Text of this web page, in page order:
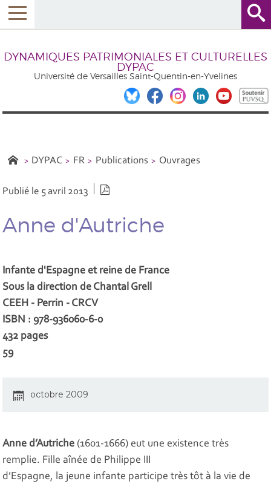
DYNAMIQUES PATRIMONIALES ET CULTURELLES
DYPAC
Université de Versailles Saint-Quentin-en-Yvelines
DYPAC FR Publications Ouvrages
Publié le 5 avril 2013
Anne d'Autriche
Infante d'Espagne et reine de France
Sous la direc­tion de Chantal Grell
CEEH - Perrin - CRCV
ISBN : 978-936060-6-0
432 pages
59 
octobre 2009
Anne d’Autriche (1601-1666) eut une existence très
remplie. Fille aînée de Philippe III
d’Espagne, la jeune infante participe très tôt à la vie de